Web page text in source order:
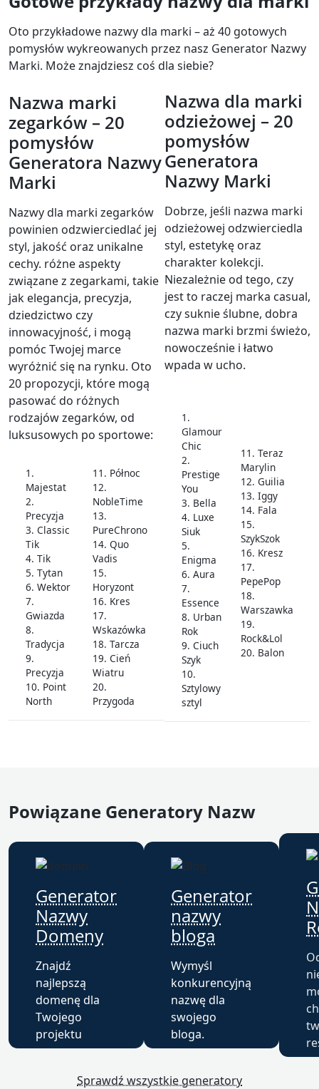
Oto przykładowe nazwy dla marki – aż 40 gotowych
pomysłów wykreowanych przez nasz Generator Nazwy
Marki. Może znajdziesz coś dla siebie?
Nazwa marki
zegarków – 20
pomysłów
Generatora Nazwy
Marki
Nazwy dla marki zegarków
powinien odzwierciedlać jej
styl, jakość oraz unikalne
cechy. różne aspekty
związane z zegarkami, takie
jak elegancja, precyzja,
dziedzictwo czy
innowacyjność, i mogą
pomóc Twojej marce
wyróżnić się na rynku. Oto
20 propozycji, które mogą
pasować do różnych
rodzajów zegarków, od
luksusowych po sportowe:
1.
Majestat
2.
Precyzja
3. Classic
Tik
4. Tik
5. Tytan
6. Wektor
7.
Gwiazda
8.
Tradycja
9.
Precyzja
10. Point
North
11. Północ
12.
NobleTime
13.
PureChrono
14. Quo
Vadis
15.
Horyzont
16. Kres
17.
Wskazówka
18. Tarcza
19. Cień
Wiatru
20.
Przygoda
Nazwa dla marki
odzieżowej – 20
pomysłów
Generatora
Nazwy Marki
Dobrze, jeśli nazwa marki
odzieżowej odzwierciedla
styl, estetykę oraz
charakter kolekcji.
Niezależnie od tego, czy
jest to raczej marka casual,
czy suknie ślubne, dobra
nazwa marki brzmi świeżo,
nowocześnie i łatwo
wpada w ucho.
1.
Glamour
Chic
2.
Prestige
You
3. Bella
4. Luxe
Siuk
5.
Enigma
6. Aura
7.
Essence
8. Urban
Rok
9. Ciuch
Szyk
10.
Sztylowy
sztyl
11. Teraz
Marylin
12. Guilia
13. Iggy
14. Fala
15.
SzykSzok
16. Kresz
17.
PepePop
18.
Warszawka
19.
Rock&Lol
20. Balon
Powiązane Generatory Nazw
Generator
Nazwy
Domeny
Znajdź
najlepszą
domenę dla
Twojego
projektu
Generator
nazwy
bloga
Wymyśl
konkurencyjną
nazwę dla
swojego
bloga.
Sprawdź wszystkie generatory